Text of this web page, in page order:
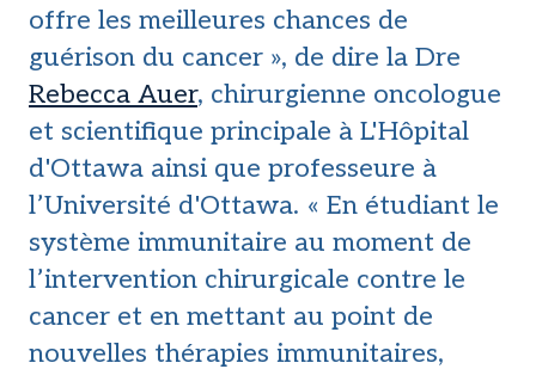
offre les meilleures chances de
guérison du cancer », de dire la Dre
Rebecca Auer, chirurgienne oncologue
et scientifique principale à L'Hôpital
d'Ottawa ainsi que professeure à
l’Université d'Ottawa. « En étudiant le
système immunitaire au moment de
l’intervention chirurgicale contre le
cancer et en mettant au point de
nouvelles thérapies immunitaires,